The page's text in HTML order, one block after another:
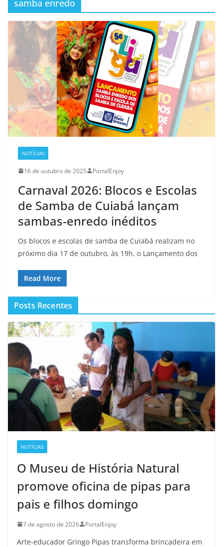
samba enredo
NOTÍCIAS
16 de outubro de 2025 PortalEnjoy
Carnaval 2026: Blocos e Escolas
de Samba de Cuiabá lançam
sambas-enredo inéditos
Os blocos e escolas de samba de Cuiabá realizam no
próximo dia 17 de outubro, às 19h, o Lançamento dos
Read More
Posts Recentes
NOTÍCIAS
O Museu de História Natural
promove oficina de pipas para
pais e filhos domingo
7 de agosto de 2026 PortalEnjoy
Arte-educador Gringo Pipas transforma brincadeira em